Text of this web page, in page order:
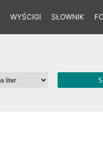
WYŚCIGI SŁOWNIK